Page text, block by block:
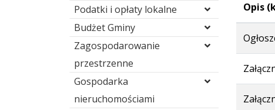
Podatki i opłaty lokalne
Budżet Gminy
Zagospodarowanie
przestrzenne
Gospodarka
nieruchomościami
Opis